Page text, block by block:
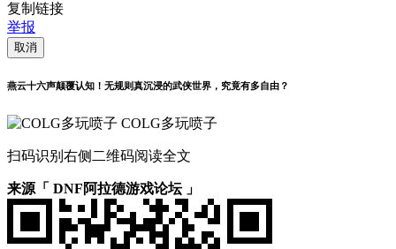
复制链接
举报
取消
燕云十六声颠覆认知！无规则真沉浸的武侠世界，究竟有多自由？
COLG多玩喷子
扫码识别右侧二维码阅读全文
来源「 DNF阿拉德游戏论坛 」